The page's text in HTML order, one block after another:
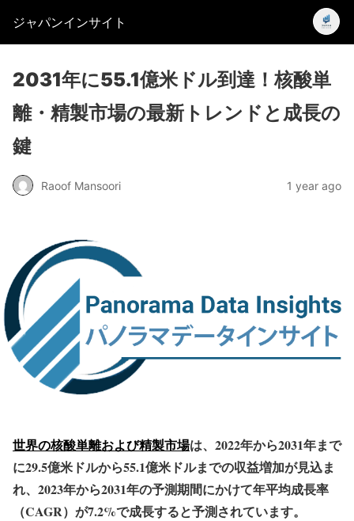
ジャパンインサイト
2031年に55.1億米ドル到達！核酸単
離・精製市場の最新トレンドと成長の
鍵
Raoof Mansoori 1 year ago
世界の核酸単離および精製市場は、2022年から2031年まで
に29.5億米ドルから55.1億米ドルまでの収益増加が見込ま
れ、2023年から2031年の予測期間にかけて年平均成長率
（CAGR）が7.2%で成長すると予測されています。